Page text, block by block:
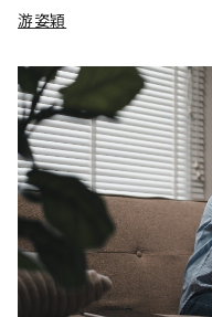
游姿穎